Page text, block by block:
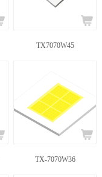
TX7070W45
TX-7070W36